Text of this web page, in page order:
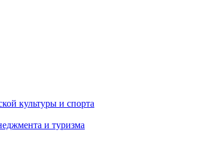
культуры и спорта
и туризма